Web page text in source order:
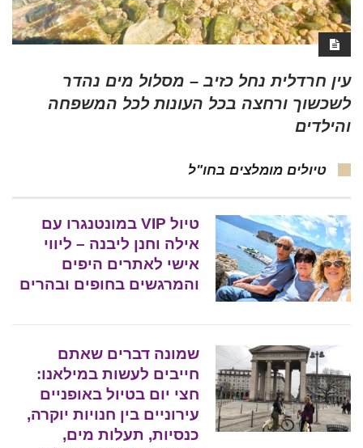
עין חרדלית נחל כזיב – מסלול מים נהדר
לשכשוך ורחצה בכל העונות לכל המשפחה
והילדים
טיולים מומלצים בחו"ל
טיול VIP במונטנגרו עם
אילה וחנן ליבנה – ליווי
אישי לאתרים היפים
והמרגשים בחופים ובהרים
שמונה דברים שאתם
חייבים לעשות במילאנו:
חצי יום בטיול באופניים
עירוניים בין חנויות יוקרה,
כנסיות, תעלות מים,